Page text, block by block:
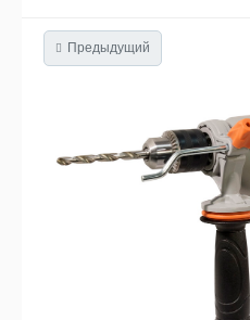
Предыдущий